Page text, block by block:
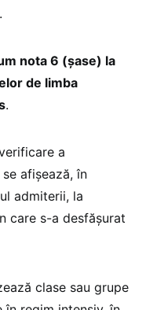
.
nota 6 (șase) la
de limba
.
a
afișează, în
admiterii, la
care s-a desfășurat
clase sau grupe